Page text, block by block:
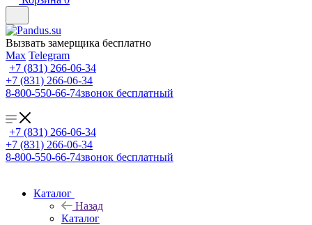
Вызвать замерщика бесплатно
Max Telegram
+7 (831) 266-06-34
+7 (831) 266-06-34
8-800-550-66-74звонок бесплатный
+7 (831) 266-06-34
+7 (831) 266-06-34
8-800-550-66-74звонок бесплатный
Каталог
Назад
Каталог